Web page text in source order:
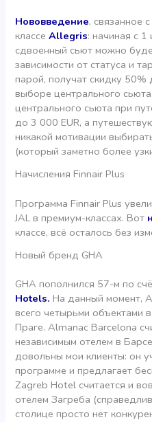
Нововведение, связанное
классеAllegris: начиная с
сдвоенный сьют можно
зависимости от статуса и
парой, получат скидку 50%
выборе центрального
центрального сьюта при
до 3 000 EUR, а
никакой мотивации
(который заметно более
Начисления Finnair Plus
Программа Finnair Plus
JAL в премиум-классах. Вот
классе, всё осталось без
Новый бренд GHA
GHA пополнился 57-м по
Hotels. На данный момент,
всего четырьми объектами
Праге. Almanac Barcelona
независимым отелем в
довольны мои клиенты: он
программе и предлагает
Zagreb Hotel считается и
отелем Загреба
столице просто нет